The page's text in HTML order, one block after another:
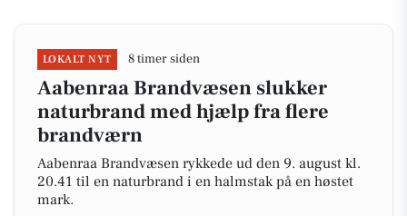
LOKALT NYT 8 timer siden
Aabenraa Brandvæsen slukker
naturbrand med hjælp fra flere
brandværn
Aabenraa Brandvæsen rykkede ud den 9. august kl.
20.41 til en naturbrand i en halmstak på en høstet
mark.